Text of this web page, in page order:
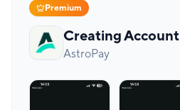
Premium
Creating Account
AstroPay